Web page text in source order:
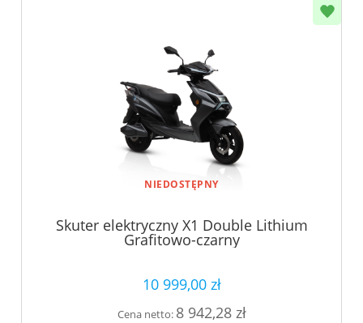
NIEDOSTĘPNY
Skuter elektryczny X1 Double Lithium
Grafitowo-czarny
10 999,00 zł
Cena netto: 8 942,28 zł